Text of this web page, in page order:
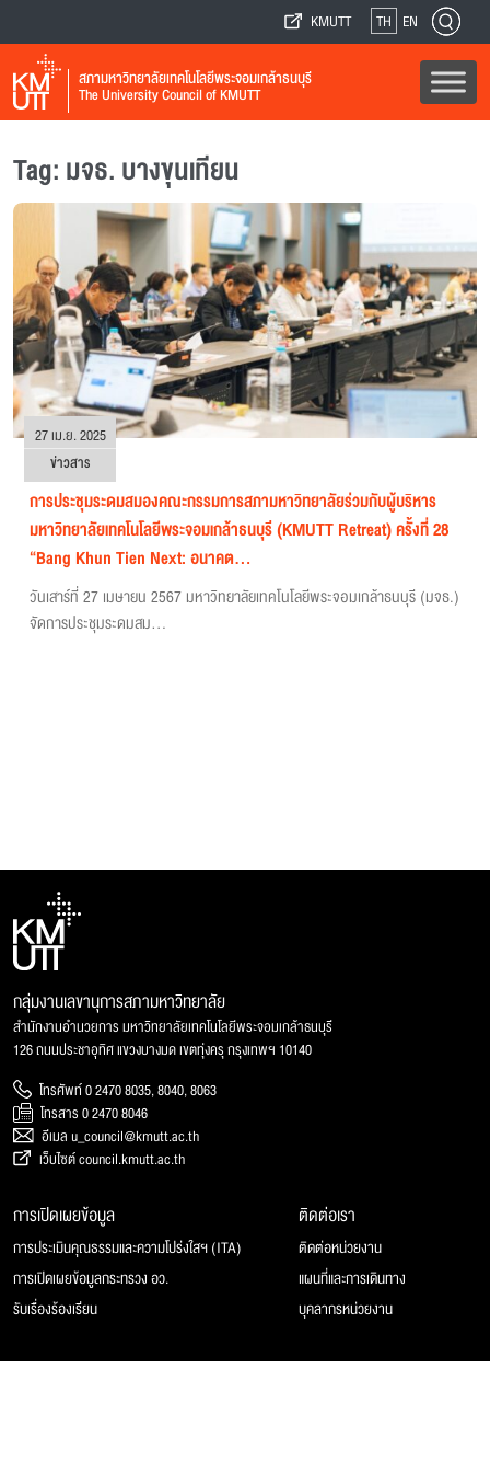
KMUTT TH EN
สภามหาวิทยาลัยเทคโนโลยีพระจอมเกล้าธนบุรี
The University Council of KMUTT
Tag: มจธ. บางขุนเทียน
27 เม.ย. 2025
ข่าวสาร
การประชุมระดมสมองคณะกรรมการสภามหาวิทยาลัยร่วมกับผู้บริหาร
มหาวิทยาลัยเทคโนโลยีพระจอมเกล้าธนบุรี (KMUTT Retreat) ครั้งที่ 28
“Bang Khun Tien Next: อนาคต...
วันเสาร์ที่ 27 เมษายน 2567 มหาวิทยาลัยเทคโนโลยีพระจอมเกล้าธนบุรี (มจธ.)
จัดการประชุมระดมสม...
กลุ่มงานเลขานุการสภามหาวิทยาลัย
สำนักงานอำนวยการ มหาวิทยาลัยเทคโนโลยีพระจอมเกล้าธนบุรี
126 ถนนประชาอุทิศ แขวงบางมด เขตทุ่งครุ กรุงเทพฯ 10140
โทรศัพท์ 0 2470 8035, 8040, 8063
โทรสาร 0 2470 8046
อีเมล u_council@kmutt.ac.th
เว็บไซต์ council.kmutt.ac.th
การเปิดเผยข้อมูล
การประเมินคุณธรรมและความโปร่งใสฯ (ITA)
การเปิดเผยข้อมูลกระทรวง อว.
รับเรื่องร้องเรียน
ติดต่อเรา
ติดต่อหน่วยงาน
แผนที่และการเดินทาง
บุคลากรหน่วยงาน